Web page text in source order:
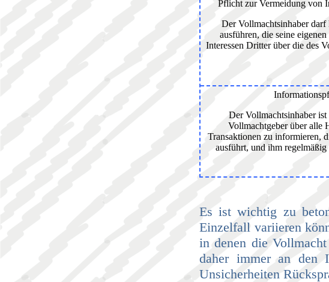
Pflicht zur Vermeidung von
Der Vollmachtsinhaber darf
ausführen, die seine
Interessen Dritter über die des
Der Vollmachtsinhaber
Vollmachtgeber über alle
Transaktionen zu informieren,
ausführt, und ihm regelmäßig
Es ist wichtig zu
Einzelfall variieren
in denen die
daher immer an den
Unsicherheiten